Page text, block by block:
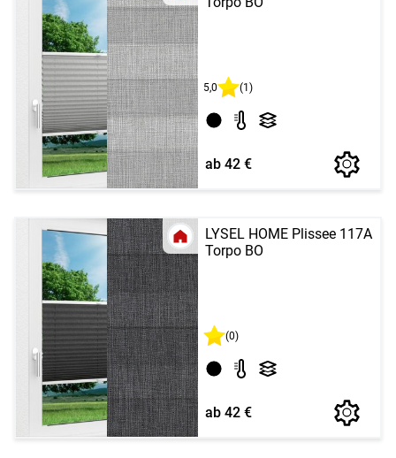
5,0 (1)
ab 42 €
LYSEL HOME Plissee 117A
Torpo BO
(0)
ab 42 €